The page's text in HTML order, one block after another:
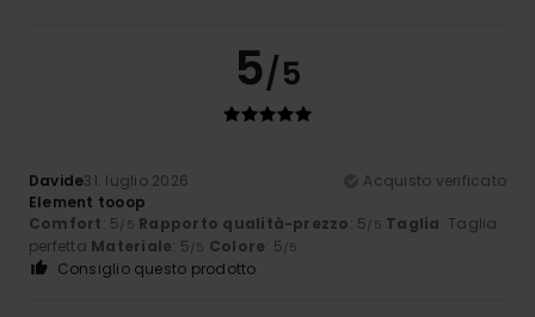
5/5
Davide31. luglio 2026
Acquisto verificato
Element tooop
Comfort: 5 /5 Rapporto qualità-prezzo: 5 /5 Taglia: Taglia
perfetta Materiale: 5 /5 Colore: 5 /5
Consiglio questo prodotto